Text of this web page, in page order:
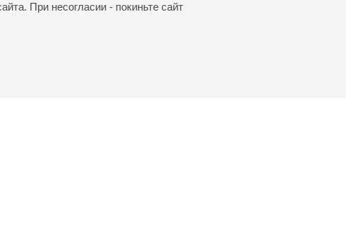
При несогласии - покиньте сайт